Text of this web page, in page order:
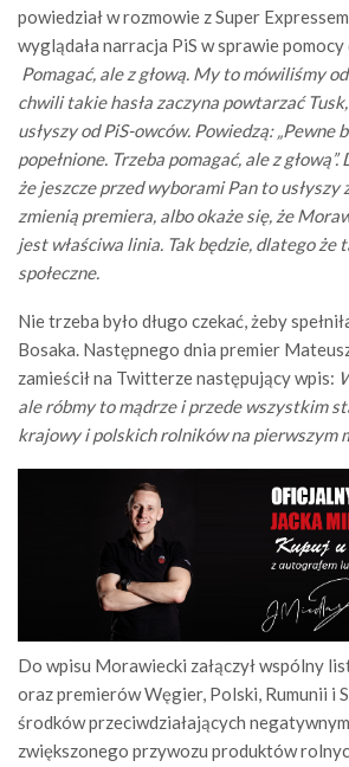
powiedział w rozmowie z Super
wyglądała narracja PiS w sprawie
Pomagać, ale z głową. My to mówiliśmy
chwili takie hasła zaczyna powtarzać
usłyszy od PiS-owców. Powiedzą: „Pewne
popełnione. Trzeba pomagać, ale z
że jeszcze przed wyborami Pan to usłyszy
zmienią premiera, albo okaże się, że
jest właściwa linia. Tak będzie, dlatego że
społeczne.
Nie trzeba było długo czekać, żeby
Bosaka. Następnego dnia premier
zamieścił na Twitterze następujący wpis:
ale róbmy to mądrze i przede wszystkim
krajowy i polskich rolników na pierwszym
Do wpisu Morawiecki załączył wspólny
oraz premierów Węgier, Polski, Rumunii i
środków przeciwdziałających
zwiększonego przywozu produktów